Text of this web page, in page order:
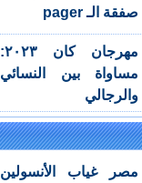
صفقة الـ pager
مهرجان كان ٢٠٢٣:
مساواة بين النسائي
والرجالي
مصر غياب الأنسولين